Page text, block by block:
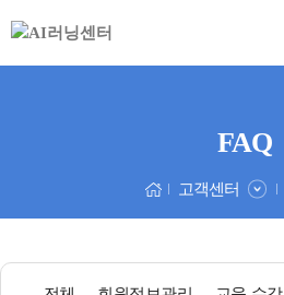
FAQ
고객센터